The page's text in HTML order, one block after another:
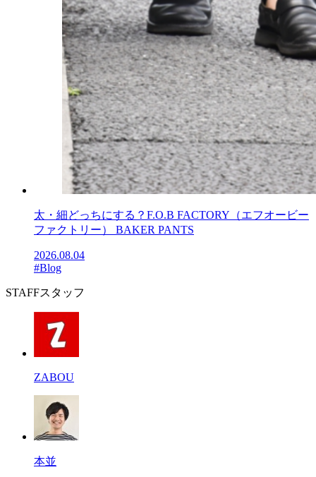
太・細どっちにする？F.O.B FACTORY（エフオービー
ファクトリー） BAKER PANTS
2026.08.04
#Blog
STAFFスタッフ
ZABOU
本並